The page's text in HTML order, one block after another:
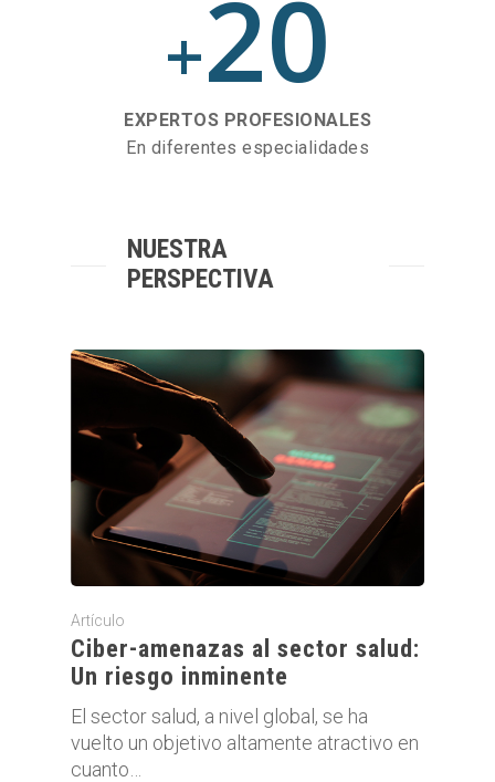
+20
EXPERTOS PROFESIONALES
En diferentes especialidades
NUESTRA
PERSPECTIVA
Artículo
Ciber-amenazas al sector salud:
Un riesgo inminente
El sector salud, a nivel global, se ha
vuelto un objetivo altamente atractivo en
cuanto…